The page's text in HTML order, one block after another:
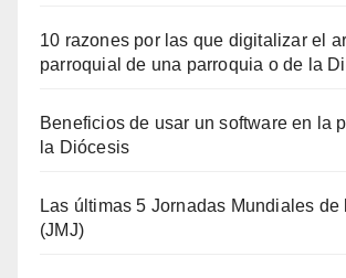
10 razones por las que digitalizar el
parroquial de una parroquia o de la
Beneficios de usar un software en la
la Diócesis
Las últimas 5 Jornadas Mundiales de
(JMJ)